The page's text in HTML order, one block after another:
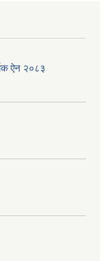
ऐन २०८३